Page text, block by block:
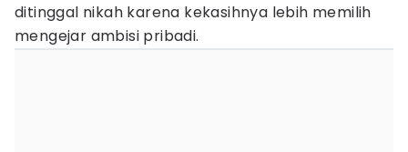
ditinggal nikah karena kekasihnya lebih memilih
mengejar ambisi pribadi.